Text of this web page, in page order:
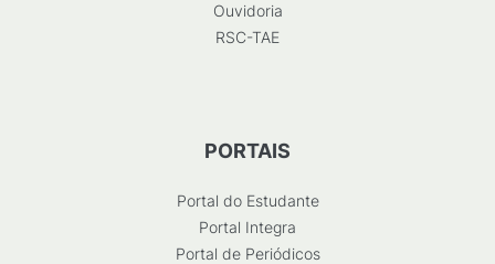
Ouvidoria
RSC-TAE
PORTAIS
Portal do Estudante
Portal Integra
Portal de Periódicos